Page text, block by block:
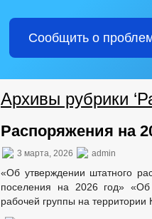
Сообщить о
Архивы рубрики
Распоряжения на
3 марта, 2026 admin
«Об утверждении штатного
поселения на 2026 год» «Об
рабочей группы на территории